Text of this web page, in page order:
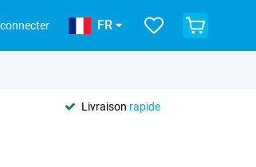
FR
Livraison rapide